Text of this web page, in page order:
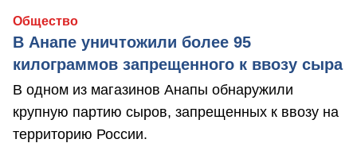
Общество
В Анапе уничтожили более 95
килограммов запрещенного к ввозу сыра
В одном из магазинов Анапы обнаружили
крупную партию сыров, запрещенных к ввозу на
территорию России.